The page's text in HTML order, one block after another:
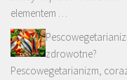
elementem …
zdrowotne?
Pescowegetarianizm,